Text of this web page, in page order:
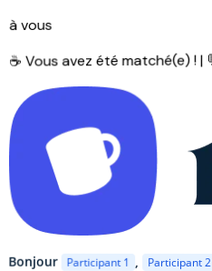
à vous
☕ Vous avez été matché(e) ! |
Bonjour Participant 1 Participant 2